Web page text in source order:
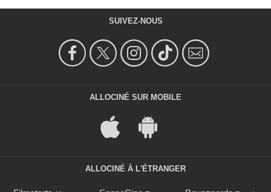
SUIVEZ-NOUS
ALLOCINÉ SUR MOBILE
ALLOCINÉ À L'ÉTRANGER